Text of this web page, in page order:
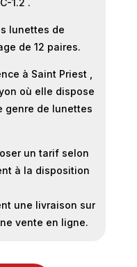
1.2 .
lunettes de
de 12 paires.
à Saint Priest ,
où elle dispose
genre de lunettes
un tarif selon
à la disposition
une livraison sur
vente en ligne.